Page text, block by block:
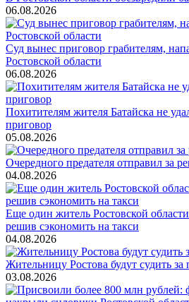
06.08.2026
Суд вынес приговор грабителям,
Ростовской области
06.08.2026
Похитителям жителя Батайска не
приговор
05.08.2026
Очередного предателя отправил за
04.08.2026
Еще один житель Ростовской
решив сэкономить на такси
04.08.2026
Жительницу Ростова будут судить
03.08.2026